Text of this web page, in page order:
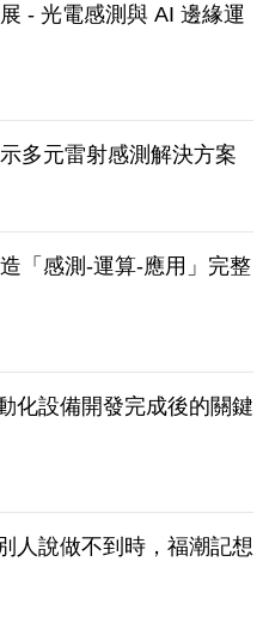
- 光電感測與 AI 邊緣運
多元雷射感測解決方案
「感測-運算-應用」完整
化設備開發完成後的關鍵
人說做不到時，福潮記想